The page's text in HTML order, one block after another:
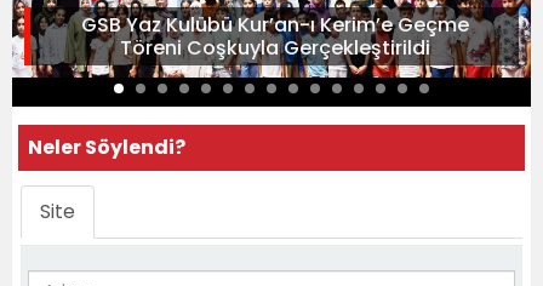
GSB Yaz Kulübü Kur’an-ı Kerim’e Geçme
Töreni Coşkuyla Gerçekleştirildi
Neler Söylendi?
Site